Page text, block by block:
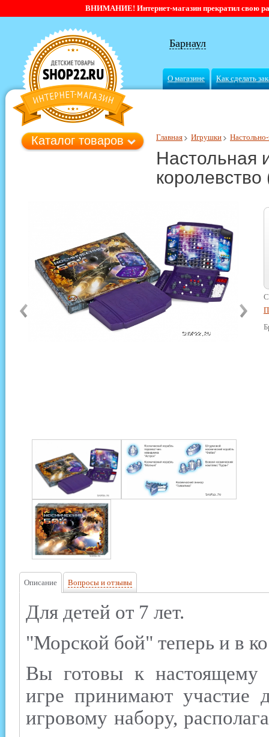
ВНИМАНИЕ! Интернет-магазин прекратил свою
Барнаул
О магазине Как сделать
Главная Игрушки
Настольная
Каталог товаров
Описание Вопросы и отзывы
Для детей от 7 лет.
"Морской бой" теперь и в
Вы готовы к настоящему
игре принимают участие
игровому набору,